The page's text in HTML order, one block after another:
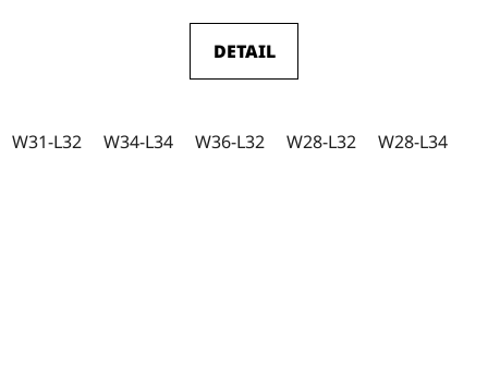
DETAIL
W31-L32 W34-L34 W36-L32 W28-L32 W28-L34